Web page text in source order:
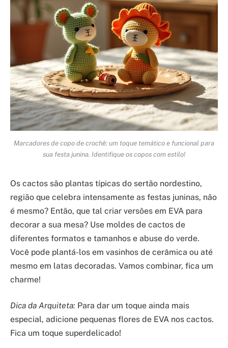
Marcadores de copo de crochê: um toque temático e funcional para
sua festa junina. Identifique os copos com estilo!
Os cactos são plantas típicas do sertão nordestino,
região que celebra intensamente as festas juninas, não
é mesmo? Então, que tal criar versões em EVA para
decorar a sua mesa? Use moldes de cactos de
diferentes formatos e tamanhos e abuse do verde.
Você pode plantá-los em vasinhos de cerâmica ou até
mesmo em latas decoradas. Vamos combinar, fica um
charme!
Dica da Arquiteta: Para dar um toque ainda mais
especial, adicione pequenas flores de EVA nos cactos.
Fica um toque superdelicado!